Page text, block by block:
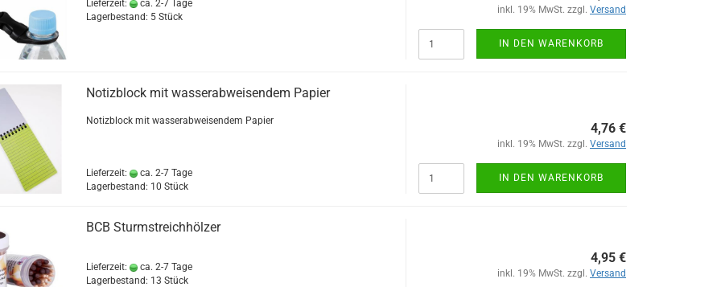
Lieferzeit:
ca. 2-7 Tage
Lagerbestand: 5 Stück
inkl. 19% MwSt. zzgl. Versand
IN DEN WARENKORB
Notizblock mit wasserabweisendem Papier
Notizblock mit wasserabweisendem Papier
Lieferzeit:
ca. 2-7 Tage
Lagerbestand: 10 Stück
4,76 €
inkl. 19% MwSt. zzgl. Versand
IN DEN WARENKORB
BCB Sturmstreichhölzer
Lieferzeit:
ca. 2-7 Tage
Lagerbestand: 13 Stück
4,95 €
inkl. 19% MwSt. zzgl. Versand